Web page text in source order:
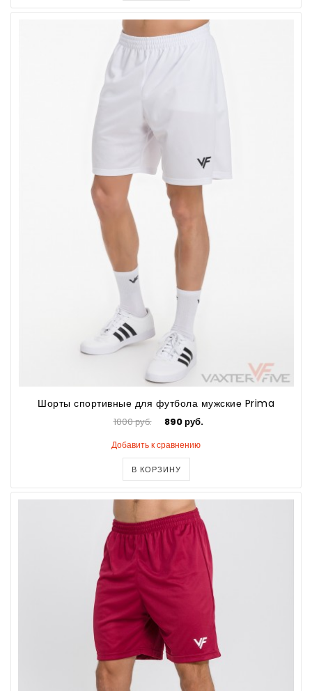
Шорты спортивные для футбола мужские Prima
1000 руб. 890 руб.
Добавить к сравнению
В КОРЗИНУ